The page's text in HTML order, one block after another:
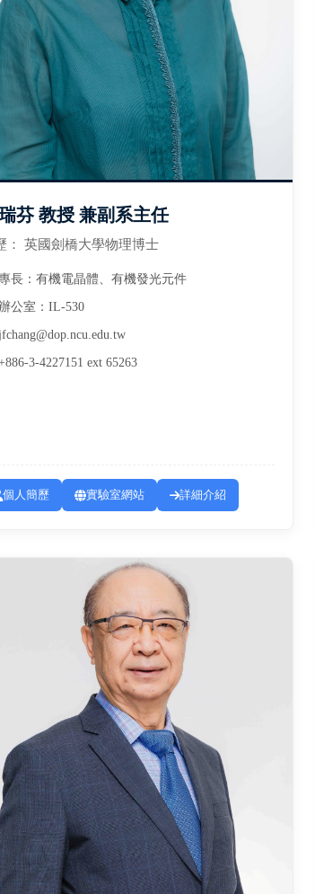
芬 教授 兼副系主任
： 英國劍橋大學物理博士
長：有機電晶體、有機發光元件
公室：IL-530
3-4227151 ext 65263
個人簡歷 實驗室網站 詳細介紹